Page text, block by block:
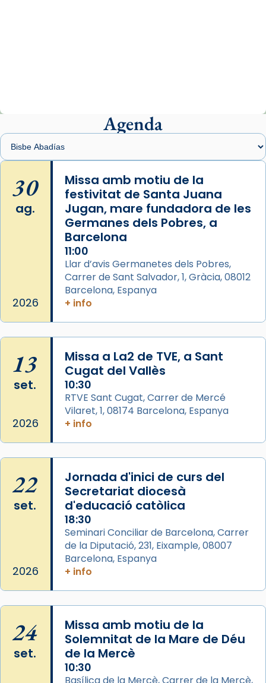
presidit aquest 27 de juliol la missa de Les
Santes de Mataró.
🔗
📸 J. Merino
Photo
View on Facebook Share
Arquebisbat de Barcelona
de Barcelona.
2 weeks ago
Aquest dilluns, 27 de juliol, ha tingut lloc la
missa d’acció de gràcies en agraïment al
L’arquebisbe de Barcelona, el cardenal Joan
Josep Omella, ha presidit la missa i l’ha
concelebrat el bisbe auxiliar de Barcelona,
Mons. David Abadías.
📸 Dr. G. Simón
Arquebisbat de Barcelona
2 weeks ago
Memòria de les santes Juliana i
Semproniana, verges i màrtirs.
Acompanyant la història de sant Cugat, a
eterna”) són deixebles seves. I l’any 1667, el
frare Joan Gaspar Roig, afirma en una obra
que les santes són filles de l’antiga Iluro.
Mataró en reivindicarà les relíquies fins que
Agenda
30
ag.
2026
Missa amb motiu de la
festivitat de Santa Juana
Jugan, mare fundadora de les
Germanes dels Pobres, a
Barcelona
11:00
Llar d’avis Germanetes dels Pobres,
Carrer de Sant Salvador, 1, Gràcia, 08012
Barcelona, Espanya
+ info
13
set.
2026
Missa a La2 de TVE, a Sant
Cugat del Vallès
10:30
RTVE Sant Cugat, Carrer de Mercé
Vilaret, 1, 08174 Barcelona, Espanya
+ info
22
set.
2026
Jornada d'inici de curs del
Secretariat diocesà
d'educació catòlica
18:30
Seminari Conciliar de Barcelona, Carrer
de la Diputació, 231, Eixample, 08007
Barcelona, Espanya
+ info
24
set.
Missa amb motiu de la
Solemnitat de la Mare de Déu
de la Mercè
10:30
Basílica de la Mercè, Carrer de la Mercè,